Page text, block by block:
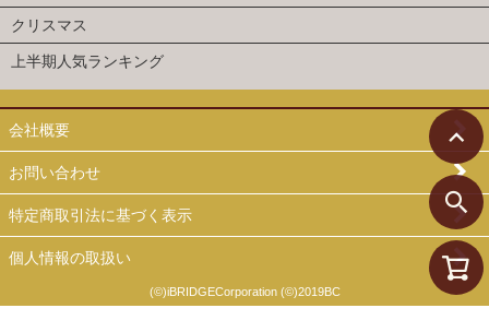
クリスマス
上半期人気ランキング
会社概要
お問い合わせ
特定商取引法に基づく表示
個人情報の取扱い
(©)iBRIDGECorporation (©)2019BC